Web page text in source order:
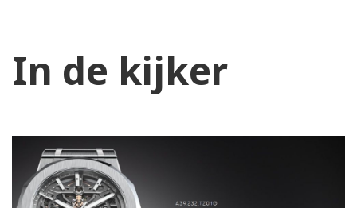
In de kijker